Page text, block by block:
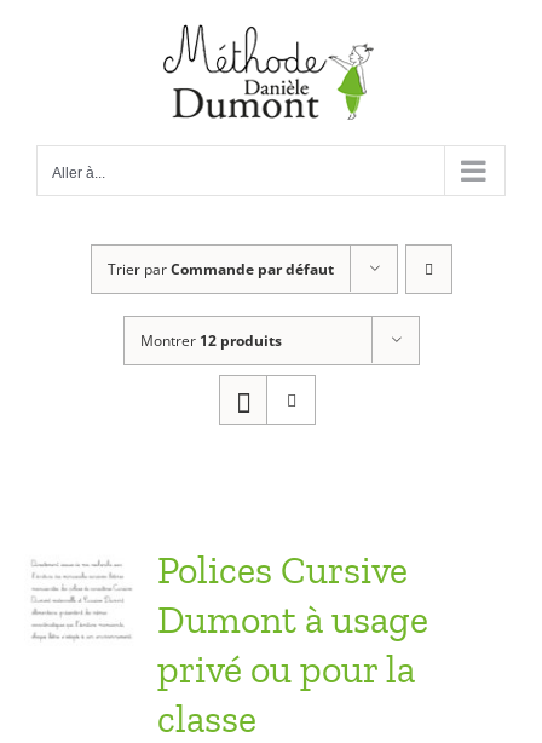
Aller à...
Trier parCommande par défaut
Montrer 12 produits
Polices Cursive
Dumont à usage
privé ou pour la
classe